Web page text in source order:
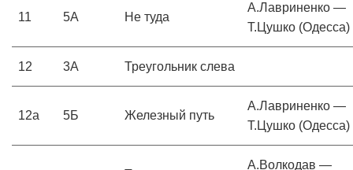
11 5А Не туда
А.Лавриненко —
Т.Цушко (Одесса)
12 3А Треугольник слева
12a 5Б Железный путь
А.Лавриненко —
Т.Цушко (Одесса)
А.Волкодав —